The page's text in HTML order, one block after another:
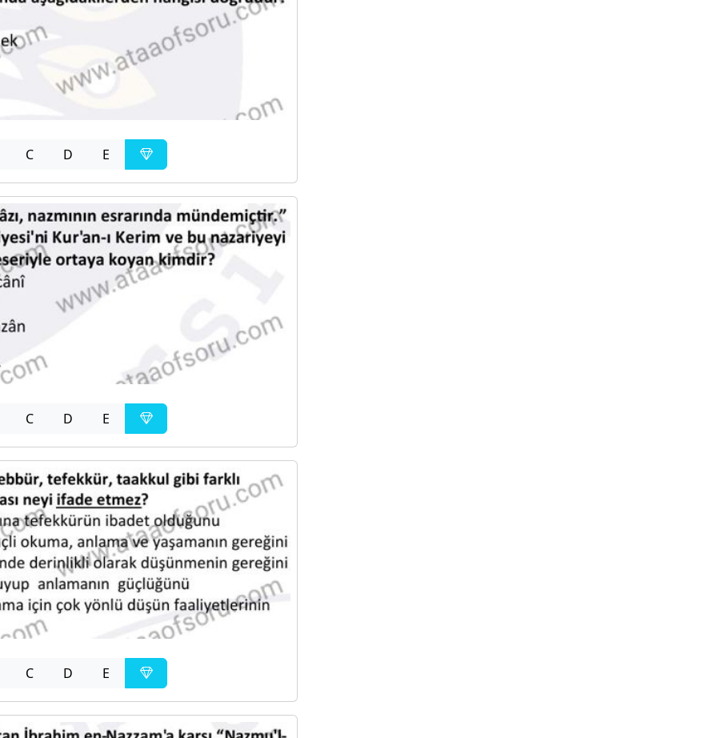
C D E
C D E
C D E